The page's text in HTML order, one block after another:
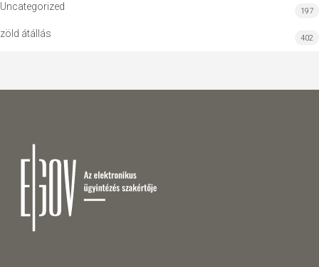
Uncategorized 197
zöld átállás 402